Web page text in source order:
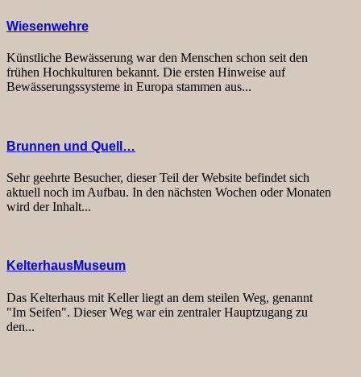
Wiesenwehre
Künstliche Bewässerung war den Menschen schon seit den
frühen Hochkulturen bekannt. Die ersten Hinweise auf
Bewässerungssysteme in Europa stammen aus...
Brunnen und Quell…
Sehr geehrte Besucher, dieser Teil der Website befindet sich
aktuell noch im Aufbau. In den nächsten Wochen oder Monaten
wird der Inhalt...
KelterhausMuseum
Das Kelterhaus mit Keller liegt an dem steilen Weg, genannt
"Im Seifen". Dieser Weg war ein zentraler Hauptzugang zu
den...